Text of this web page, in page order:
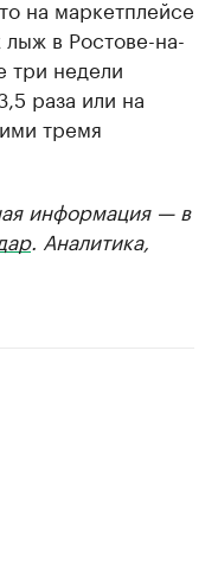
на маркетплейсе
в Ростове-на-
три недели
раза или на
тремя
информация — в
. Аналитика,